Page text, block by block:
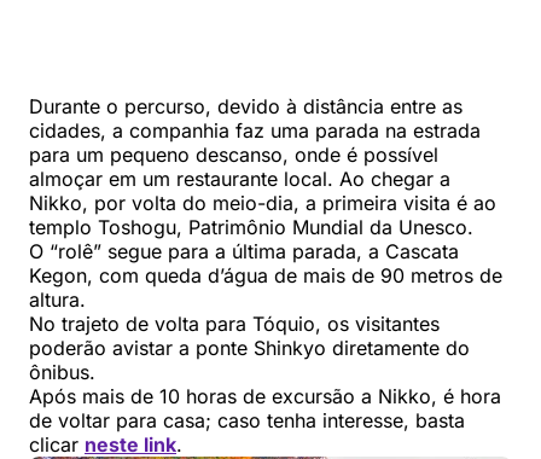
Durante o percurso, devido à distância entre as
cidades, a companhia faz uma parada na estrada
para um pequeno descanso, onde é possível
almoçar em um restaurante local. Ao chegar a
Nikko, por volta do meio-dia, a primeira visita é ao
templo Toshogu, Patrimônio Mundial da Unesco.
O “rolê” segue para a última parada, a Cascata
Kegon, com queda d’água de mais de 90 metros de
altura.
No trajeto de volta para Tóquio, os visitantes
poderão avistar a ponte Shinkyo diretamente do
ônibus.
Após mais de 10 horas de excursão a Nikko, é hora
de voltar para casa; caso tenha interesse, basta
clicar neste link.